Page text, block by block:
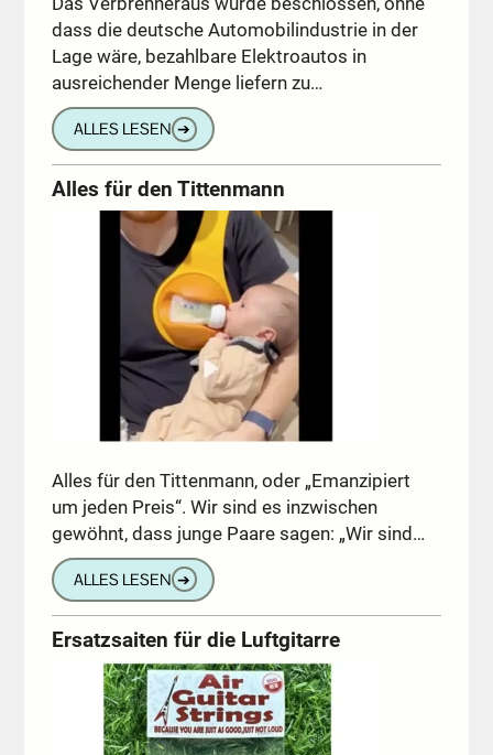
dass die deutsche Automobilindustrie in der
Lage wäre, bezahlbare Elektroautos in
ausreichender Menge liefern zu…
ALLES LESEN ➔
Alles für den Tittenmann
Alles für den Tittenmann, oder „Emanzipiert
um jeden Preis“. Wir sind es inzwischen
gewöhnt, dass junge Paare sagen: „Wir sind…
ALLES LESEN ➔
Ersatzsaiten für die Luftgitarre